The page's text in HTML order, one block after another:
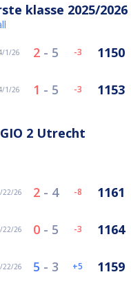
klasse 2025/2026
1/26 2 - 5 -3 1150
1/26 1 - 5 -3 1153
2 Utrecht
22/26 2 - 4 -8 1161
22/26 0 - 5 -3 1164
22/26 5 - 3 5 1159